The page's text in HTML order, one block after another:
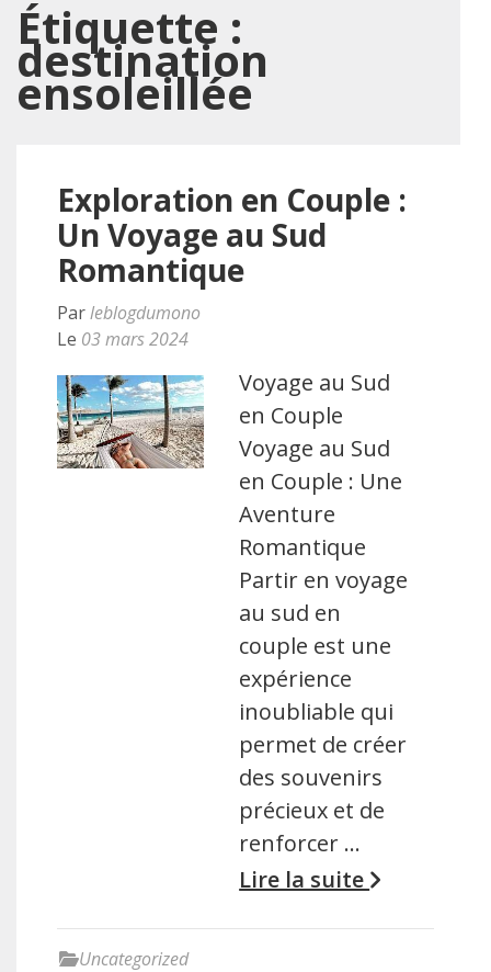
Étiquette :
destination
ensoleillée
Exploration en Couple :
Un Voyage au Sud
Romantique
Parleblogdumono
Le 03 mars 2024
Voyage au Sud
en Couple
Voyage au Sud
en Couple : Une
Aventure
Romantique
Partir en voyage
au sud en
couple est une
expérience
inoubliable qui
permet de créer
des souvenirs
précieux et de
renforcer …
Lire la suite
Uncategorized